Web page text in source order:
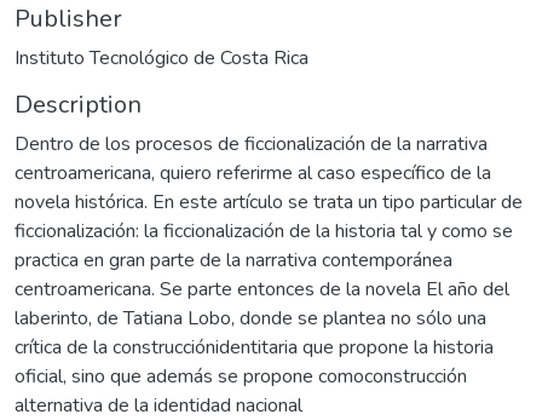
Publisher
Instituto Tecnológico de Costa Rica
Description
Dentro de los procesos de ficcionalización de la narrativa
centroamericana, quiero referirme al caso específico de la
novela histórica. En este artículo se trata un tipo particular de
ficcionalización: la ficcionalización de la historia tal y como se
practica en gran parte de la narrativa contemporánea
centroamericana. Se parte entonces de la novela El año del
laberinto, de Tatiana Lobo, donde se plantea no sólo una
crítica de la construcciónidentitaria que propone la historia
oficial, sino que además se propone comoconstrucción
alternativa de la identidad nacional